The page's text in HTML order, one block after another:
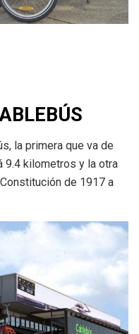
la primera que va de
9.4 kilometros y la otra
de 1917 a